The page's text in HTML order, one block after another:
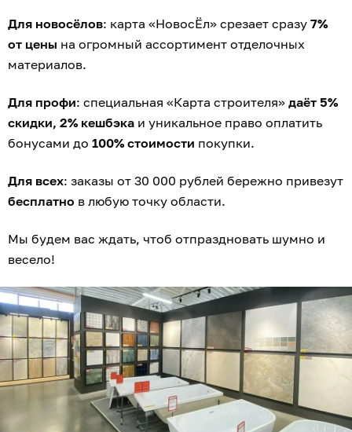
Для новосёлов: карта «НовосЁл» срезает сразу 7%
от цены на огромный ассортимент отделочных
материалов.
Для профи: специальная «Карта строителя» даёт 5%
скидки, 2% кешбэка и уникальное право оплатить
бонусами до 100% стоимости покупки.
Для всех: заказы от 30 000 рублей бережно привезут
бесплатно в любую точку области.
Мы будем вас ждать, чтоб отпраздновать шумно и
весело!